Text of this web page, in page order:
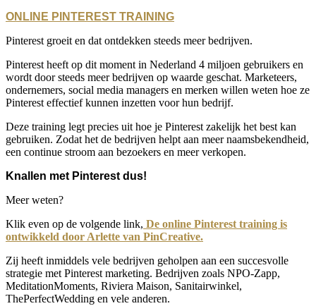
ONLINE PINTEREST TRAINING
Pinterest groeit en dat ontdekken steeds meer bedrijven.
Pinterest heeft op dit moment in Nederland 4 miljoen gebruikers en
wordt door steeds meer bedrijven op waarde geschat. Marketeers,
ondernemers, social media managers en merken willen weten hoe ze
Pinterest effectief kunnen inzetten voor hun bedrijf.
Deze training legt precies uit hoe je Pinterest zakelijk het best kan
gebruiken. Zodat het de bedrijven helpt aan meer naamsbekendheid,
een continue stroom aan bezoekers en meer verkopen.
Knallen met Pinterest dus!
Meer weten?
Klik even op de volgende link, De online Pinterest training is
ontwikkeld door Arlette van PinCreative.
Zij heeft inmiddels vele bedrijven geholpen aan een succesvolle
strategie met Pinterest marketing. Bedrijven zoals NPO-Zapp,
MeditationMoments, Riviera Maison, Sanitairwinkel,
ThePerfectWedding en vele anderen.